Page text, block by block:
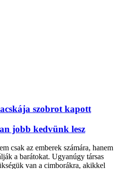
szobrot kapott
jobb kedvünk lesz
csak az emberek számára, hanem
a barátokat. Ugyanúgy társas
van a cimborákra, akikkel